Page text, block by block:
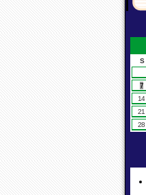
S
7
14
21
28